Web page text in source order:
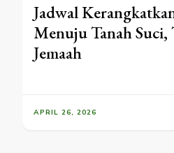
Jadwal
Menuju Tanah Suci,
Jemaah
APRIL 26, 2026